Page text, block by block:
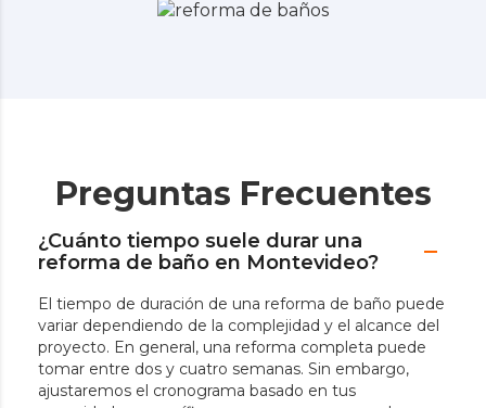
Preguntas Frecuentes
¿Cuánto tiempo suele durar una
reforma de baño en Montevideo?
El tiempo de duración de una reforma de baño puede
variar dependiendo de la complejidad y el alcance del
proyecto. En general, una reforma completa puede
tomar entre dos y cuatro semanas. Sin embargo,
ajustaremos el cronograma basado en tus